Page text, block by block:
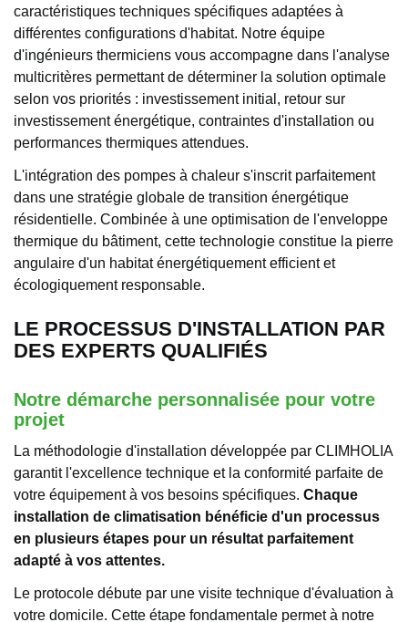
caractéristiques techniques spécifiques adaptées à
différentes configurations d'habitat. Notre équipe
d'ingénieurs thermiciens vous accompagne dans l'analyse
multicritères permettant de déterminer la solution optimale
selon vos priorités : investissement initial, retour sur
investissement énergétique, contraintes d'installation ou
performances thermiques attendues.
L'intégration des pompes à chaleur s'inscrit parfaitement
dans une stratégie globale de transition énergétique
résidentielle. Combinée à une optimisation de l'enveloppe
thermique du bâtiment, cette technologie constitue la pierre
angulaire d'un habitat énergétiquement efficient et
écologiquement responsable.
LE PROCESSUS D'INSTALLATION PAR
DES EXPERTS QUALIFIÉS
Notre démarche personnalisée pour votre
projet
La méthodologie d'installation développée par CLIMHOLIA
garantit l'excellence technique et la conformité parfaite de
votre équipement à vos besoins spécifiques. Chaque
installation de climatisation bénéficie d'un processus
en plusieurs étapes pour un résultat parfaitement
adapté à vos attentes.
Le protocole débute par une visite technique d'évaluation à
votre domicile. Cette étape fondamentale permet à notre